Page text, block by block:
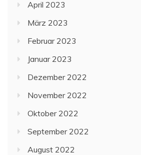
April 2023
März 2023
Februar 2023
Januar 2023
Dezember 2022
November 2022
Oktober 2022
September 2022
August 2022